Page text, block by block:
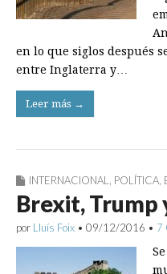
en lo que siglos después
entre Inglaterra y…
Leer más →
INTERNACIONAL POLÍTICA
Brexit, Trump
por Lluís Foix • 09/12/2016 • 7